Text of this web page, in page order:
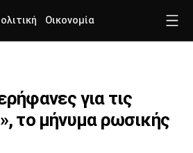
Οικονομία
για τις
το μήνυμα ρωσικής